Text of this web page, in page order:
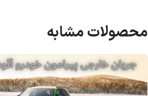
محصولات مشابه